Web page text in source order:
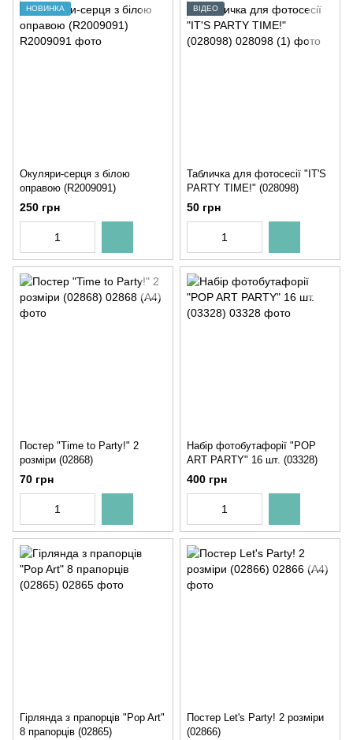
НОВИНКА
Окуляри-серця з білою
оправою (R2009091)
250 грн
ВІДЕО
Табличка для фотосесії "IT'S
PARTY TIME!" (028098)
50 грн
Постер "Time to Party!" 2
розміри (02868)
70 грн
Набір фотобутафорії "POP
ART PARTY" 16 шт. (03328)
400 грн
Гірлянда з прапорців "Pop Art"
8 прапорців (02865)
Постер Let's Party! 2 розміри
(02866)